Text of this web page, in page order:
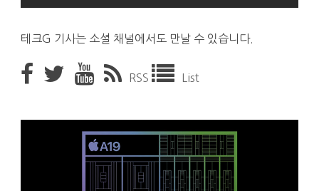
테크G 기사는 소셜 채널에서도 만날 수 있습니다.
RSS List